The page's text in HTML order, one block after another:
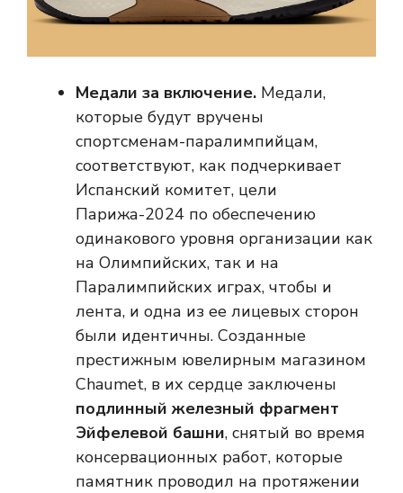
Медали за включение. Медали,
которые будут вручены
спортсменам-паралимпийцам,
соответствуют, как подчеркивает
Испанский комитет, цели
Парижа-2024 по обеспечению
одинакового уровня организации как
на Олимпийских, так и на
Паралимпийских играх, чтобы и
лента, и одна из ее лицевых сторон
были идентичны. Созданные
престижным ювелирным магазином
Chaumet, в их сердце заключены
подлинный железный фрагмент
Эйфелевой башни, снятый во время
консервационных работ, которые
памятник проводил на протяжении